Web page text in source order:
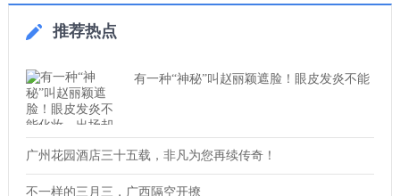
推荐热点
有一种“神秘”叫赵丽颖遮脸！眼皮发炎不能
广州花园酒店三十五载，非凡为您再续传奇！
不一样的三月三，广西隔空开撩